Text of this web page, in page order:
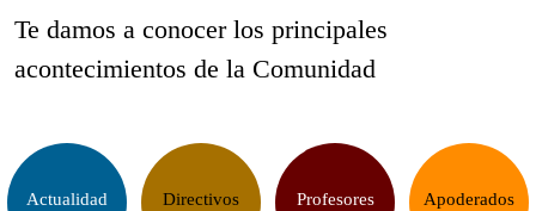
Te damos a conocer los principales
acontecimientos de la Comunidad
Actualidad Directivos Profesores Apoderados